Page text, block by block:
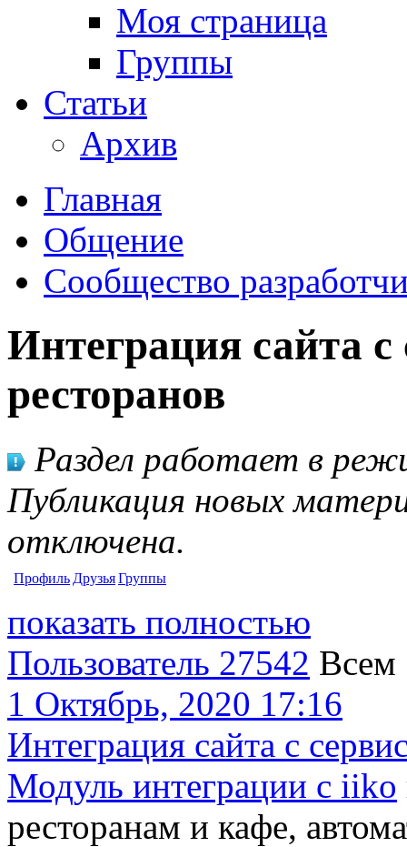
Моя страница
Группы
Статьи
Архив
Главная
Общение
Сообщество
Интеграция сайта
ресторанов
Раздел работает в
Публикация новых
отключена.
Профиль ДрузьяГруппы
показать полностью
Пользователь 27542 Всем
1 Октябрь, 2020 17:16
Интеграция сайта с
Модуль интеграции с iiko
ресторанам и кафе,